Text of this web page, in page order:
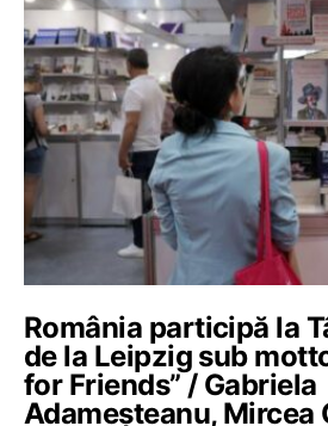
România participă la
de la Leipzig sub
for Friends” / Gabriela
Adameşteanu, Mircea